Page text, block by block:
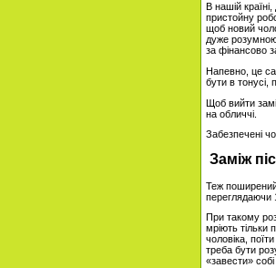
В нашій
пристойну
щоб новий
дуже
за фінансово
Напевно, це
бути в тонусі,
Щоб вийти
на обличчі.
Забезпечені
Заміж
Теж поширений
переглядаючи
При такому
мріють тільки
чоловіка,
треба бути
«завести» собі